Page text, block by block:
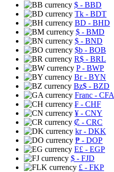
$ - BBD
Tk - BDT
BD - BHD
$ - BMD
$ - BND
$b - BOB
R$ - BRL
P- BWP
Br- BYN
Bz$ - BZD
Franc - CFA
₣ - CHF
¥ - CNY
₡ - CRC
kr- DKK
₱ - DOP
E£ - EGP
$ - FJD
£ - FKP